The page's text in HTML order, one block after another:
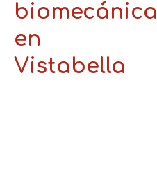
biomecánica
en
Vistabella